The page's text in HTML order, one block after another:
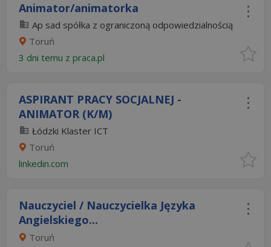
Animator/animatorka
Ap sad spółka z ograniczoną odpowiedzialnością
Toruń
3 dni temu z praca.pl
ASPIRANT PRACY SOCJALNEJ -
ANIMATOR (K/M)
Łódzki Klaster ICT
Toruń
linkedin.com
Nauczyciel / Nauczycielka Języka
Angielskiego...
Toruń